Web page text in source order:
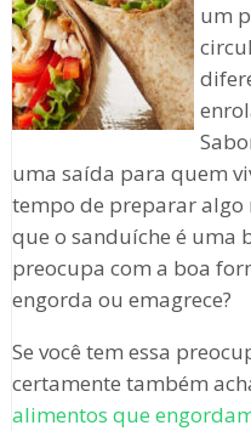
um
uma saída para quem
tempo de preparar algo
que o sanduíche é uma
preocupa com a boa
engorda ou emagrece?
Se você tem essa
certamente também
alimentos que